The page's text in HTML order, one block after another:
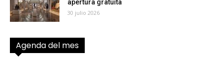
apertura gratuita
30 julio 2026
Agenda del mes